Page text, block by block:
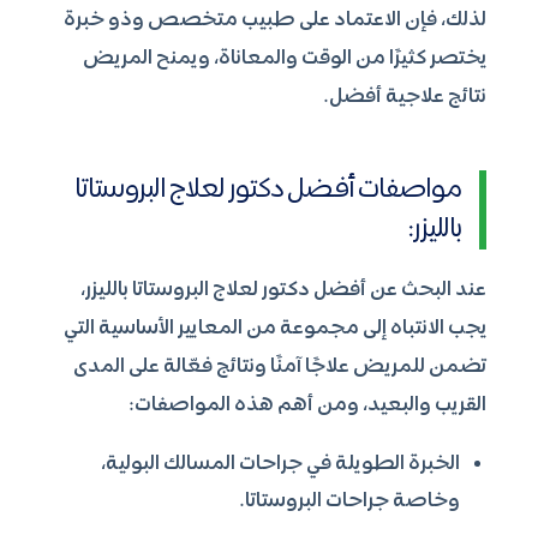
لذلك، فإن الاعتماد على طبيب متخصص وذو خبرة
يختصر كثيرًا من الوقت والمعاناة، ويمنح المريض
نتائج علاجية أفضل.
مواصفات أفضل دكتور لعلاج البروستاتا
بالليزر:
عند البحث عن أفضل دكتور لعلاج البروستاتا بالليزر،
يجب الانتباه إلى مجموعة من المعايير الأساسية التي
تضمن للمريض علاجًا آمنًا ونتائج فعّالة على المدى
القريب والبعيد، ومن أهم هذه المواصفات:
الخبرة الطويلة في جراحات المسالك البولية،
وخاصة جراحات البروستاتا.